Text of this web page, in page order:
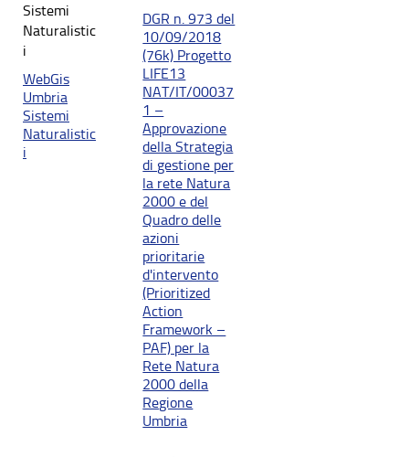
Sistemi
Naturalistic
i
WebGis
Umbria
Sistemi
Naturalistic
i
DGR n. 973 del
10/09/2018
(76k) Progetto
LIFE13
NAT/IT/00037
1 –
Approvazione
della Strategia
di gestione per
la rete Natura
2000 e del
Quadro delle
azioni
prioritarie
d'intervento
(Prioritized
Action
Framework –
PAF) per la
Rete Natura
2000 della
Regione
Umbria